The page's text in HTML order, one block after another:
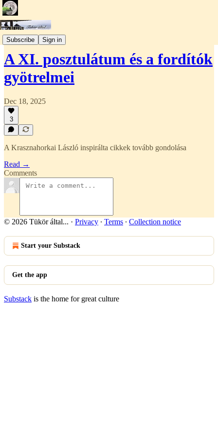
Subscribe Sign in
Irodalom
A XI. posztulátum és a fordítók
gyötrelmei
Dec 18, 2025
3
A Krasznahorkai László inspirálta cikkek tovább gondolása
Read →
Comments
© 2026 Tükör által... · Privacy ∙ Terms ∙ Collection notice
Start your Substack
Get the app
Substack is the home for great culture